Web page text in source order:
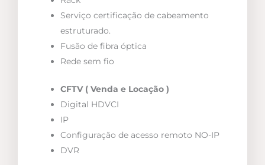
Serviço certificação de cabeamento
estruturado.
Fusão de fibra óptica
Rede sem fio
CFTV ( Venda e Locação )
Digital HDVCI
IP
Configuração de acesso remoto NO-IP
DVR